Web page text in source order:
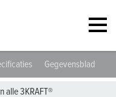
Gegevensbladen &
alle 3KRAFT®